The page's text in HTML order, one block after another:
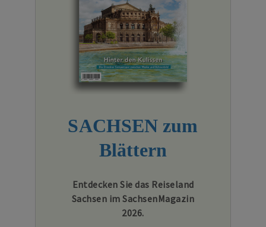
SACHSEN zum
Blättern
Entdecken Sie das Reiseland
Sachsen im SachsenMagazin
2026.